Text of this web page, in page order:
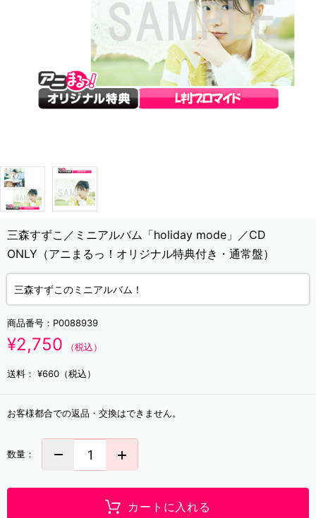
三森すずこ／ミニアルバム「holiday mode」／CD
ONLY（アニまるっ！オリジナル特典付き・通常盤）
三森すずこのミニアルバム！
商品番号： P0088939
¥2,750 （税込）
送料： ¥660（税込）
お客様都合での返品・交換はできません。
数量：
カートに入れる